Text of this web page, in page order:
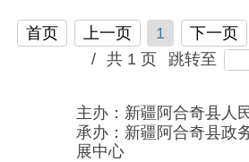
新公网安备：
新ICP备16001989号
地 址：阿合奇县南大街 邮
政务新媒体矩阵
阿合奇县网信办监督电话：
5620663